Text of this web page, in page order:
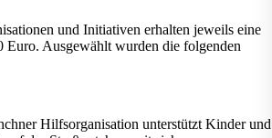
und Initiativen erhalten jeweils eine
Euro. Ausgewählt wurden die folgenden
Hilfsorganisation unterstützt Kinder und